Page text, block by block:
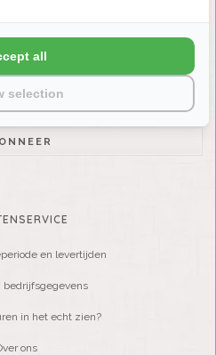
hoogte blijven?
en levertijden
bedrijfsgegevens
in het echt zien?
ons
selection
all